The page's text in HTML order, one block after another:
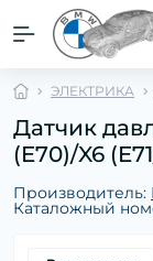
ЭЛЕКТРИКА
Датчик
(E70)/X6
Производитель:
Каталожный